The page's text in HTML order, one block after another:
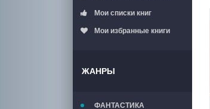
Мои списки книг
Мои избранные книги
ЖАНРЫ
ФАНТАСТИКА